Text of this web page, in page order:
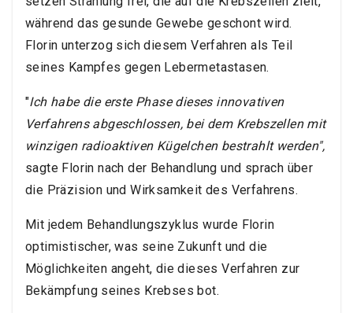
während das gesunde Gewebe geschont wird.
Florin unterzog sich diesem Verfahren als Teil
seines Kampfes gegen Lebermetastasen.
"Ich habe die erste Phase dieses innovativen
Verfahrens abgeschlossen, bei dem Krebszellen mit
winzigen radioaktiven Kügelchen bestrahlt werden",
sagte Florin nach der Behandlung und sprach über
die Präzision und Wirksamkeit des Verfahrens.
Mit jedem Behandlungszyklus wurde Florin
optimistischer, was seine Zukunft und die
Möglichkeiten angeht, die dieses Verfahren zur
Bekämpfung seines Krebses bot.